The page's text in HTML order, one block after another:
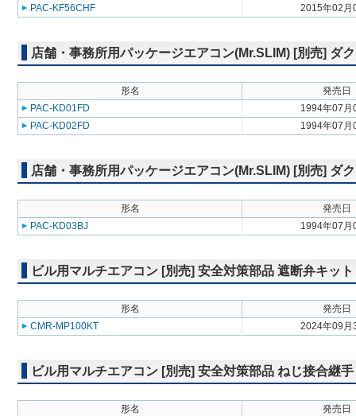
PAC-KF56CHF 2015年02月
店舗・事務所用パッケージエアコン(Mr.SLIM) [別売] ダ
形名
発売日
PAC-KD01FD
1994年07月
PAC-KD02FD
1994年07月
店舗・事務所用パッケージエアコン(Mr.SLIM) [別売] ダ
形名
発売日
PAC-KD03BJ
1994年07月
ビル用マルチエアコン [別売] 安全対策部品 遮断弁キット
形名
発売日
CMR-MP100KT
2024年09月
ビル用マルチエアコン [別売] 安全対策部品 ねじ接合継手
形名
発売日